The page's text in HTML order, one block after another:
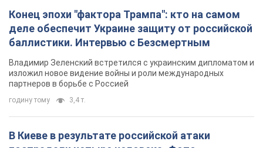
Конец эпохи "фактора Трампа": кто на самом
деле обеспечит Украине защиту от российской
баллистики. Интервью с Безсмертным
Владимир Зеленский встретился с украинским дипломатом и
изложил новое видение войны и роли международных
партнеров в борьбе с Россией
годину тому 3,4 т.
В Киеве в результате российской атаки